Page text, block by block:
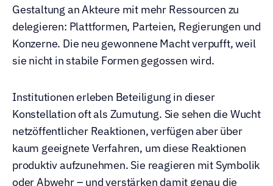
Gestaltung an Akteure mit mehr Ressourcen zu
delegieren: Plattformen, Parteien, Regierungen und
Konzerne. Die neu gewonnene Macht verpufft, weil
sie nicht in stabile Formen gegossen wird.
Institutionen erleben Beteiligung in dieser
Konstellation oft als Zumutung. Sie sehen die Wucht
netzöffentlicher Reaktionen, verfügen aber über
kaum geeignete Verfahren, um diese Reaktionen
produktiv aufzunehmen. Sie reagieren mit Symbolik
oder Abwehr – und verstärken damit genau die